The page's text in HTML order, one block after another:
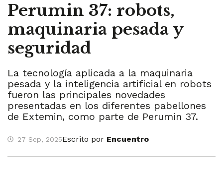
Perumin 37: robots,
maquinaria pesada y
seguridad
La tecnología aplicada a la maquinaria
pesada y la inteligencia artificial en robots
fueron las principales novedades
presentadas en los diferentes pabellones
de Extemin, como parte de Perumin 37.
27 Sep, 2025Escrito por Encuentro